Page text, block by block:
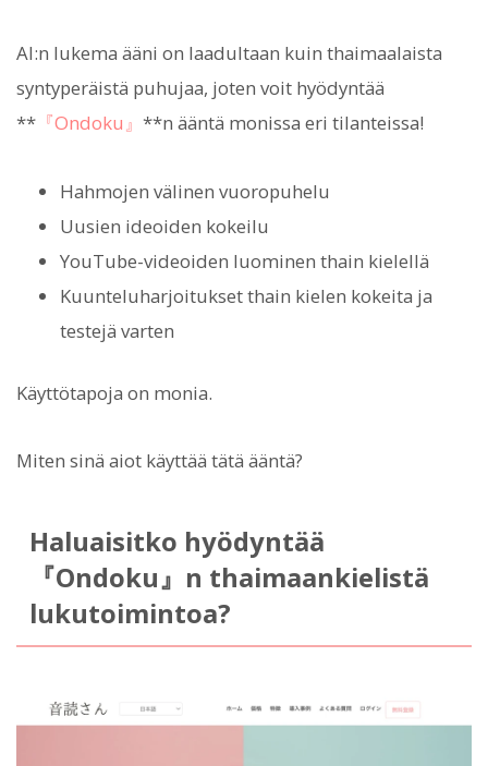
AI:n lukema ääni on laadultaan kuin thaimaalaista
syntyperäistä puhujaa, joten voit hyödyntää
** 『Ondoku』 **n ääntä monissa eri tilanteissa!
Hahmojen välinen vuoropuhelu
Uusien ideoiden kokeilu
YouTube-videoiden luominen thain kielellä
Kuunteluharjoitukset thain kielen kokeita ja
testejä varten
Käyttötapoja on monia.
Miten sinä aiot käyttää tätä ääntä?
Haluaisitko hyödyntää
『Ondoku』n thaimaankielistä
lukutoimintoa?